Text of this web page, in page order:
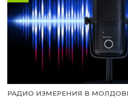
РАДИО ИЗМЕРЕНИЯ В МОЛДОВЕ.